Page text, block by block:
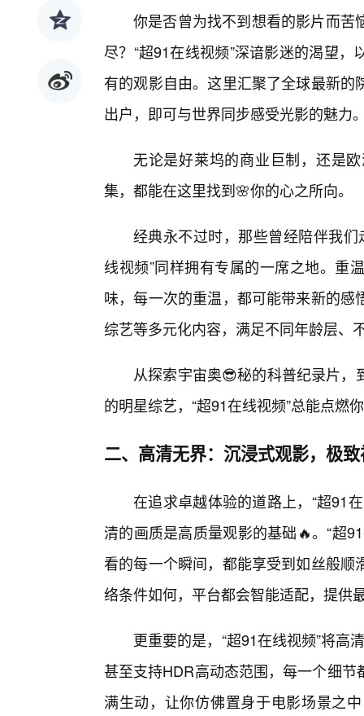
你是否曾为找不到想看的影片而苦
尽？“超91在线视频”深谙影迷的渴望
有的观影自由。这里汇聚了全球最新
出户，即可与世界同步感受光影的魅力
无论是好莱坞的商业巨制，还是
集，都能在这里找到🌸你的心之所向。
经典永不过时，那些曾经陪伴我
线视频”同样拥有专属的一席之地。重
味，每一次的重温，都可能带来新的
综艺等多元化内容，满足不同年龄层、
从探索宇宙奥😎秘的科普纪录片
的明星综艺，“超91在线视频”总能点燃
二、高清无界：沉浸式观影，极
在追求卓越体验的道路上，“超91
清的画质是高质量观影的基础🔥。“超
看的每一个瞬间，都能享受到如丝般
络条件如何，平台都会智能适配，提供
更重要的是，“超91在线视频”将高
甚至支持HDR高动态范围，每一个细
满生动，让你仿佛置身于电影场景之